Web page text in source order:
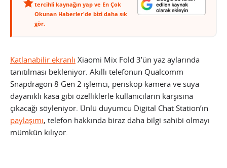
tercihli kaynağın yap ve En Çok
Okunan Haberler'de bizi daha sık
gör.
Katlanabilir ekranlı Xiaomi Mix Fold 3’ün yaz aylarında
tanıtılması bekleniyor. Akıllı telefonun Qualcomm
Snapdragon 8 Gen 2 işlemci, periskop kamera ve suya
dayanıklı kasa gibi özelliklerle kullanıcıların karşısına
çıkacağı söyleniyor. Ünlü duyumcu Digital Chat Station’ın
paylaşımı, telefon hakkında biraz daha bilgi sahibi olmayı
mümkün kılıyor.